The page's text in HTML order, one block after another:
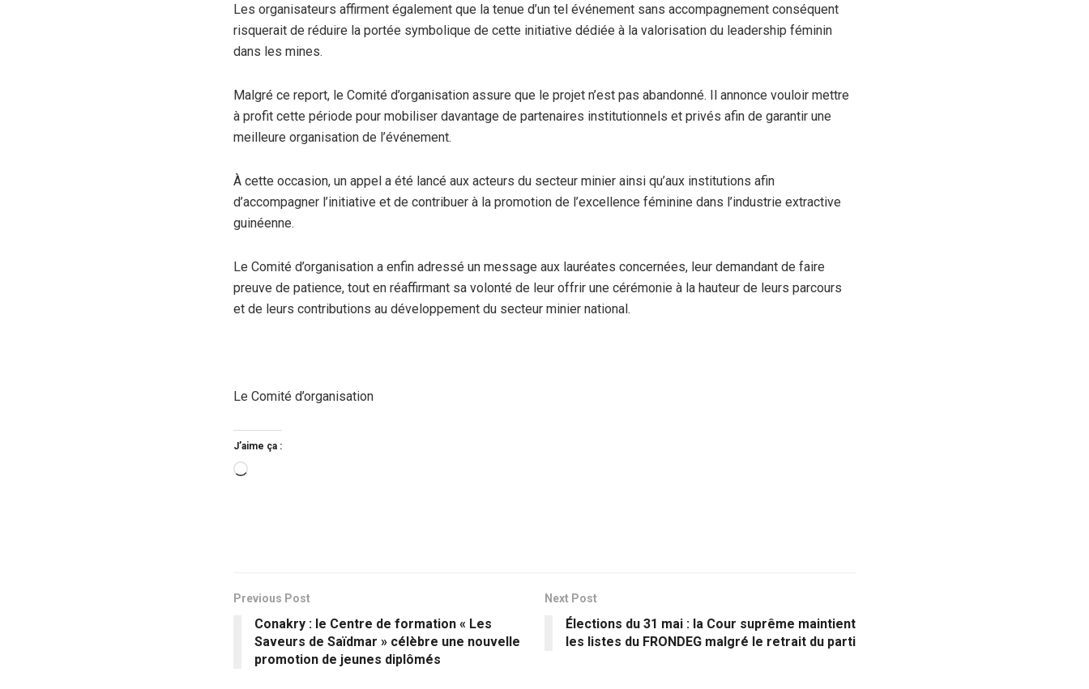
Les organisateurs affirment également que la tenue d’un tel événement sans accompagnement conséquent
risquerait de réduire la portée symbolique de cette initiative dédiée à la valorisation du leadership féminin
dans les mines.
Malgré ce report, le Comité d’organisation assure que le projet n’est pas abandonné. Il annonce vouloir mettre
à profit cette période pour mobiliser davantage de partenaires institutionnels et privés afin de garantir une
meilleure organisation de l’événement.
À cette occasion, un appel a été lancé aux acteurs du secteur minier ainsi qu’aux institutions afin
d’accompagner l’initiative et de contribuer à la promotion de l’excellence féminine dans l’industrie extractive
guinéenne.
Le Comité d’organisation a enfin adressé un message aux lauréates concernées, leur demandant de faire
preuve de patience, tout en réaffirmant sa volonté de leur offrir une cérémonie à la hauteur de leurs parcours
et de leurs contributions au développement du secteur minier national.
Le Comité d’organisation
J’aime ça :
Chargement…
Previous Post
Conakry : le Centre de formation « Les
Saveurs de Saïdmar » célèbre une nouvelle
promotion de jeunes diplômés
Next Post
Élections du 31 mai : la Cour suprême maintient
les listes du FRONDEG malgré le retrait du parti